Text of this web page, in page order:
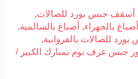
أسقف جبس بورد للصالات,
أصباغ بالجهراء, أصباغ بالسالمية,
للصالات بالفروانية,
جبس غرف نوم بمبارك الكبير /